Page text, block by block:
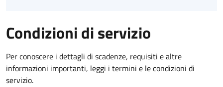
Condizioni di servizio
Per conoscere i dettagli di scadenze, requisiti e altre
informazioni importanti, leggi i termini e le condizioni di
servizio.